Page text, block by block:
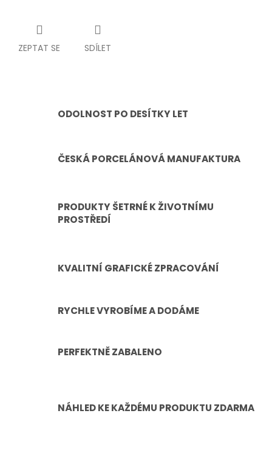
ZEPTAT SE SDÍLET
ODOLNOST PO DESÍTKY LET
ČESKÁ PORCELÁNOVÁ MANUFAKTURA
PRODUKTY ŠETRNÉ K ŽIVOTNÍMU
PROSTŘEDÍ
KVALITNÍ GRAFICKÉ ZPRACOVÁNÍ
RYCHLE VYROBÍME A DODÁME
PERFEKTNĚ ZABALENO
NÁHLED KE KAŽDÉMU PRODUKTU ZDARMA